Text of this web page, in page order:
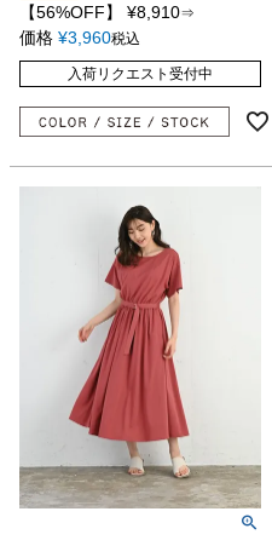
【56%OFF】 ¥8,910⇒
価格 ¥3,960税込
入荷リクエスト受付中